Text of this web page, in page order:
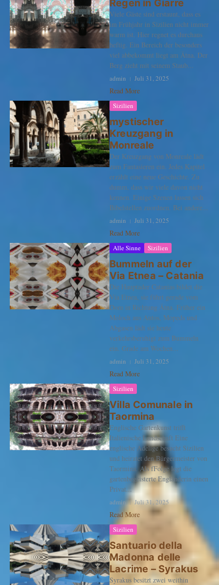
Regen in Giarre
Viele Gäste sind erstaunt, dass es
im Frühjahr in Sizilien nicht immer
warm ist. Hier regnet es durchaus
heftig. Ein Bereich der besonders
viel abbekommt liegt am Ätna. Der
Berg zieht mit seinem Staub...
admin Juli 31, 2025
Read More
Sizilien
mystischer
Kreuzgang in
Monreale
Der Kreuzgang von Monreale lädt
zum Fantasieren ein. Jedes Kapitel
erzählt eine neue Geschichte. Zu
dumm, dass wir viele davon nicht
kennen. Einige Szenen lassen sich
Bibelstellen zuordnen. Bei andere...
admin Juli 31, 2025
Read More
Alle Sinne Sizilien
Bummeln auf der
Via Etnea – Catania
Die Hauptader Catanias bildet die
Via Etnea, sie führt gerade vom
Dom in Richtung Ätna. Früher ein
Moloch aus Autos, Mopeds und
Abgasen lädt sie heute
verkehrsberuhigt zum Bummeln
ein. Grade am Wochen...
admin Juli 31, 2025
Read More
Sizilien
Villa Comunale in
Taormina
Englische Gartenkunst trifft
Italienische Landschaft Eine
englische Adelige besucht Sizilien
und heiratet den Bürgermeister von
Taormina. Als fFolge legt die
gartenbegeisterte Engländerin einen
Privat...
admin Juli 31, 2025
Read More
Sizilien
Santuario della
Madonna delle
Lacrime – Syrakus
Syrakus besitzt zwei weithin